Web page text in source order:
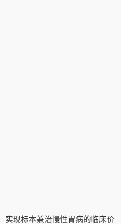
实现标本兼治慢性胃病的临床价